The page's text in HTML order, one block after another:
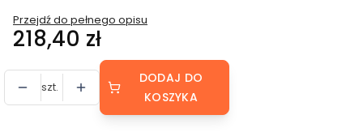
Przejdź do pełnego opisu
Cena
218,40 zł
szt.
DODAJ DO
KOSZYKA